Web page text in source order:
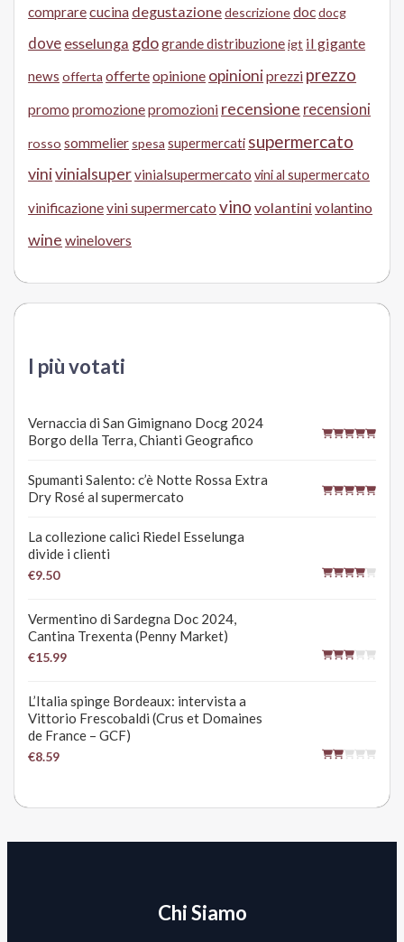
comprarecucina degustazionedescrizionedocdocg
dove esselunga gdogrande distribuzioneigt il gigante
news offerta offerteopinione opinioniprezzi prezzo
promo promozionepromozioni recensione recensioni
rosso sommelier spesa supermercati supermercato
vinivinialsupervinialsupermercato vini al supermercato
vinificazionevini supermercato vino volantini volantino
wine winelovers
I più votati
Vernaccia di San Gimignano Docg 2024
Borgo della Terra, Chianti Geografico
Spumanti Salento: c’è Notte Rossa Extra
Dry Rosé al supermercato
La collezione calici Riedel Esselunga
divide i clienti
€9.50
Vermentino di Sardegna Doc 2024,
Cantina Trexenta (Penny Market)
€15.99
L’Italia spinge Bordeaux: intervista a
Vittorio Frescobaldi (Crus et Domaines
de France – GCF)
€8.59
Chi Siamo